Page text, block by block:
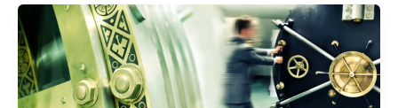
futuro
de
la
banca